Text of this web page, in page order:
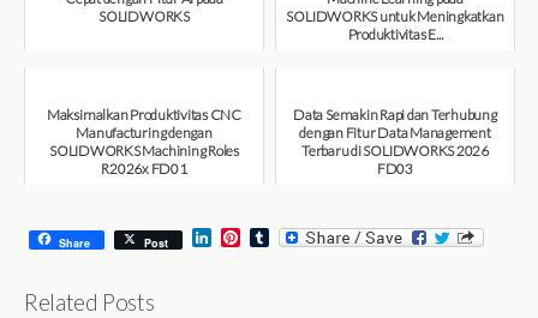
SOLIDWORKS
SOLIDWORKS untuk Meningkatkan
Produktivitas E...
Maksimalkan Produktivitas CNC
Manufacturing dengan
SOLIDWORKS Machining Roles
R2026x FD01
Data Semakin Rapi dan Terhubung
dengan Fitur Data Management
Terbaru di SOLIDWORKS 2026
FD03
Share Post
L
P
T
Related Posts